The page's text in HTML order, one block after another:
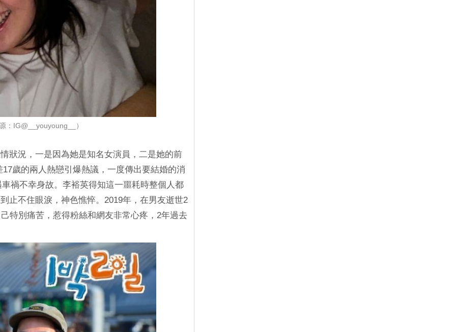
：IG@__youyoung__）
狀況，一是因為她是知名女演員，二是她的前
歲的兩人熱戀引爆熱議，一度傳出要結婚的消
禍不幸身故。李裕英得知這一噩耗時整個人都
止不住眼淚，神色憔悴。2019年，在男友逝世2
特別痛苦，惹得粉絲和網友非常心疼，2年過去